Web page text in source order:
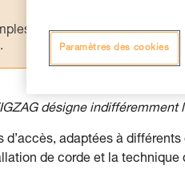
de techniques liées à
désigne indifféremment
adaptées à
de corde et la technique
Paramètres des cookies